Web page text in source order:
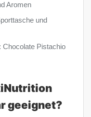
Aromen
und
Pistachio
geeignet?